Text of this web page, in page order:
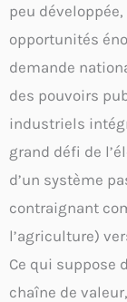
peu
opportunités
demande
des pouvoirs
industriels
grand défi de
d’un système
contraignant
l’agriculture)
Ce qui suppose
chaîne de